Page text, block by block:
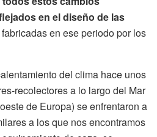
en el diseño de las
fabricadas en ese periodo por los
del clima hace unos
recolectores a lo largo del Mar
de Europa) se enfrentaron a
a los que nos encontramos